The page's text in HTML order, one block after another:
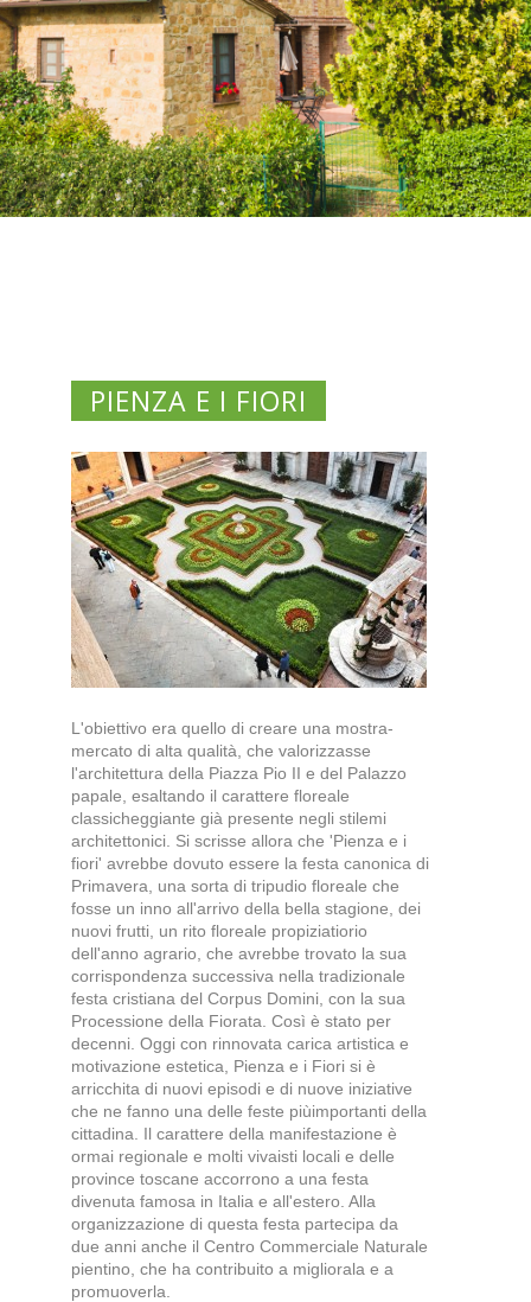
PIENZA E I FIORI
L'obiettivo era quello di creare una mostra-
mercato di alta qualità, che valorizzasse
l'architettura della Piazza Pio II e del Palazzo
papale, esaltando il carattere floreale
classicheggiante già presente negli stilemi
architettonici. Si scrisse allora che 'Pienza e i
fiori' avrebbe dovuto essere la festa canonica di
Primavera, una sorta di tripudio floreale che
fosse un inno all'arrivo della bella stagione, dei
nuovi frutti, un rito floreale propiziatiorio
dell'anno agrario, che avrebbe trovato la sua
corrispondenza successiva nella tradizionale
festa cristiana del Corpus Domini, con la sua
Processione della Fiorata. Così è stato per
decenni. Oggi con rinnovata carica artistica e
motivazione estetica, Pienza e i Fiori si è
arricchita di nuovi episodi e di nuove iniziative
che ne fanno una delle feste piùimportanti della
cittadina. Il carattere della manifestazione è
ormai regionale e molti vivaisti locali e delle
province toscane accorrono a una festa
divenuta famosa in Italia e all'estero. Alla
organizzazione di questa festa partecipa da
due anni anche il Centro Commerciale Naturale
pientino, che ha contribuito a migliorala e a
promuoverla.